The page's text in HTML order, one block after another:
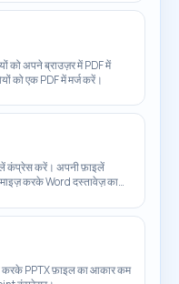
को अपने ब्राउज़र में PDF में
को एक PDF में मर्ज करें।
कंप्रेस करें। अपनी फ़ाइलें
करके Word दस्तावेज़ का
करके PPTX फ़ाइल का आकार कम